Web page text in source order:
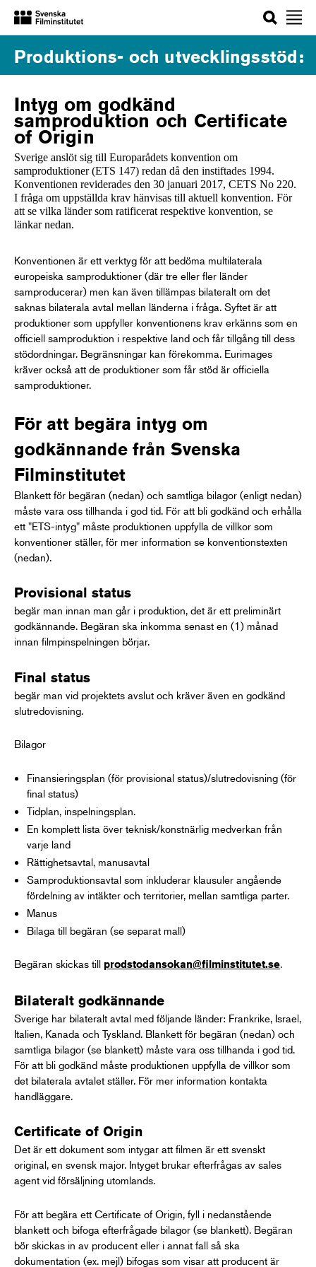
Sök
Produktions- och utvecklingsstöd
Intyg om godkänd
samproduktion och Certificate
of Origin
Sverige anslöt sig till Europarådets konvention om
samproduktioner (ETS 147) redan då den instiftades 1994.
Konventionen reviderades den 30 januari 2017, CETS No 220.
I fråga om uppställda krav hänvisas till aktuell konvention. För
att se vilka länder som ratificerat respektive konvention, se
länkar nedan.
Konventionen är ett verktyg för att bedöma multilaterala
europeiska samproduktioner (där tre eller fler länder
samproducerar) men kan även tillämpas bilateralt om det
saknas bilaterala avtal mellan länderna i fråga. Syftet är att
produktioner som uppfyller konventionens krav erkänns som en
officiell samproduktion i respektive land och får tillgång till dess
stödordningar. Begränsningar kan förekomma. Eurimages
kräver också att de produktioner som får stöd är officiella
samproduktioner.
För att begära intyg om
godkännande från Svenska
Filminstitutet
Blankett för begäran (nedan) och samtliga bilagor (enligt nedan)
måste vara oss tillhanda i god tid. För att bli godkänd och erhålla
ett "ETS-intyg" måste produktionen uppfylla de villkor som
konventioner ställer, för mer information se konventionstexten
(nedan).
Provisional status
begär man innan man går i produktion, det är ett preliminärt
godkännande. Begäran ska inkomma senast en (1) månad
innan filmpinspelningen börjar.
Final status
begär man vid projektets avslut och kräver även en godkänd
slutredovisning.
Bilagor
Finansieringsplan (för provisional status)/slutredovisning (för
final status)
Tidplan, inspelningsplan.
En komplett lista över teknisk/konstnärlig medverkan från
varje land
Rättighetsavtal, manusavtal
Samproduktionsavtal som inkluderar klausuler angående
fördelning av intäkter och territorier, mellan samtliga parter.
Manus
Bilaga till begäran (se separat mall)
Begäran skickas till prodstodansokan@filminstitutet.se.
Bilateralt godkännande
Sverige har bilateralt avtal med följande länder: Frankrike, Israel,
Italien, Kanada och Tyskland. Blankett för begäran (nedan) och
samtliga bilagor (se blankett) måste vara oss tillhanda i god tid.
För att bli godkänd måste produktionen uppfylla de villkor som
det bilaterala avtalet ställer. För mer information kontakta
handläggare.
Certificate of Origin
Det är ett dokument som intygar att filmen är ett svenskt
original, en svensk major. Intyget brukar efterfrågas av sales
agent vid försäljning utomlands.
För att begära ett Certificate of Origin, fyll i nedanstående
blankett och bifoga efterfrågade bilagor (se blankett). Begäran
bör skickas in av producent eller i annat fall så ska
dokumentation (ex. mejl) bifogas som visar att producent är